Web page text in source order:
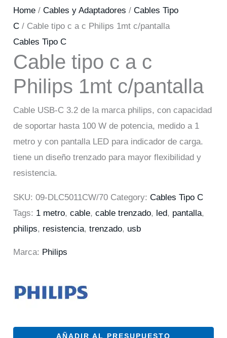
Home /Cables y Adaptadores /Cables Tipo
C / Cable tipo c a c Philips 1mt c/pantalla
Cables Tipo C
Cable tipo c a c
Philips 1mt c/pantalla
Cable USB-C 3.2 de la marca philips, con capacidad
de soportar hasta 100 W de potencia, medido a 1
metro y con pantalla LED para indicador de carga.
tiene un diseño trenzado para mayor flexibilidad y
resistencia.
SKU:09-DLC5011CW/70 Category:Cables Tipo C
Tags: 1 metro,cable,cable trenzado, led, pantalla,
philips, resistencia,trenzado, usb
Marca: Philips
AÑADIR AL PRESUPUESTO